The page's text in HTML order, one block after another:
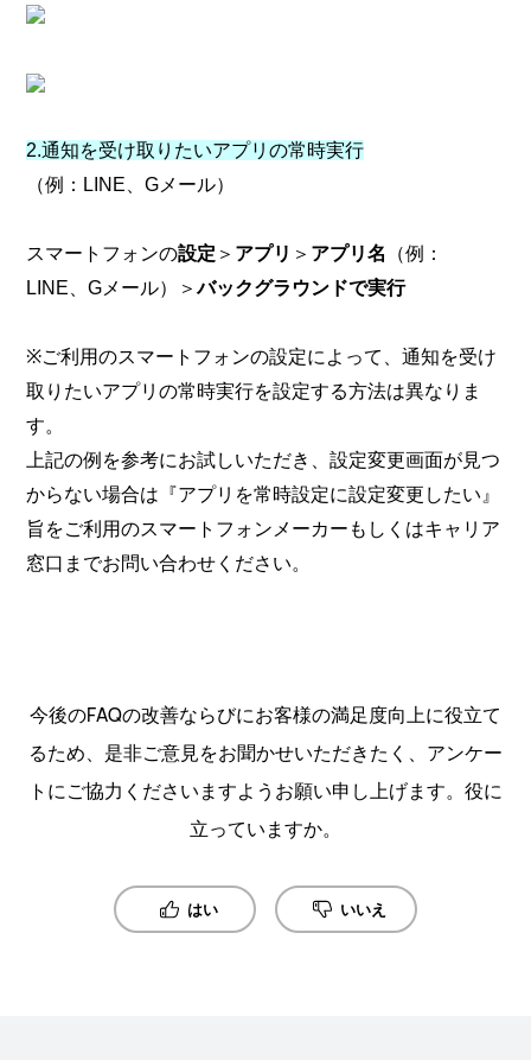
2.通知を受け取りたいアプリの常時実行
（例：LINE、Gメール）
スマートフォンの設定 ＞ アプリ ＞ アプリ名
（例：
LINE、Gメール）
＞バックグラウンドで実行
※ご利用のスマートフォンの設定によって、通知を受け
取りたいアプリの常時実行を設定する方法は異なりま
す。
上記の例を参考にお試しいただき、設定変更画面が見つ
からない場合は 『アプリを常時設定に設定変更したい』
旨をご利用のスマートフォンメーカーもしくはキャリア
窓口までお問い合わせください。
今後のFAQの改善ならびにお客様の満足度向上に役立て
るため、是非ご意見をお聞かせいただきたく、アンケー
トにご協力くださいますようお願い申し上げます。役に
立っていますか。
はい いいえ